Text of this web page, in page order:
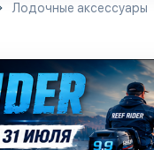
Лодочные аксессуары